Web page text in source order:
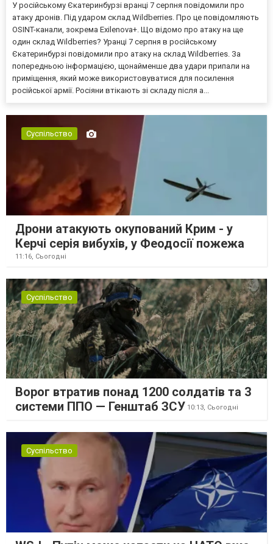
У російському Єкатеринбурзі вранці 7 серпня повідомили про
атаку дронів. Під ударом склад Wildberries. Про це повідомляють
OSINT-канали, зокрема Exilenova+. Що відомо про атаку на ще
один склад Wildberries? Уранці 7 серпня в російському
Єкатеринбурзі повідомили про атаку на склад Wildberries. За
попередньою інформацією, щонайменше два удари припали на
приміщення, який може використовуватися для посилення
російської армії. Росіяни втікають зі складу після а...
Суспільство
Дрони атакують окупований Крим - у
Керчі серія вибухів, у Феодосії пожежа
11:16, Сьогодні
Суспільство
Ворог втратив понад 1200 солдатів та 3
системи ППО — Генштаб ЗСУ 10:13, Сьогодні
Суспільство